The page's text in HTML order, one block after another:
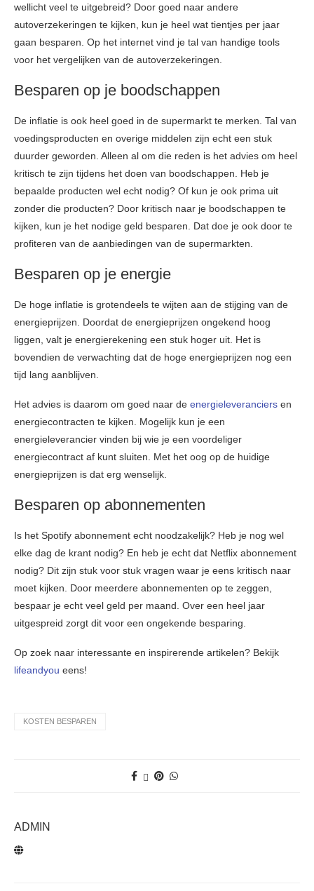
wellicht veel te uitgebreid? Door goed naar andere
autoverzekeringen te kijken, kun je heel wat tientjes per jaar
gaan besparen. Op het internet vind je tal van handige tools
voor het vergelijken van de autoverzekeringen.
Besparen op je boodschappen
De inflatie is ook heel goed in de supermarkt te merken. Tal van
voedingsproducten en overige middelen zijn echt een stuk
duurder geworden. Alleen al om die reden is het advies om heel
kritisch te zijn tijdens het doen van boodschappen. Heb je
bepaalde producten wel echt nodig? Of kun je ook prima uit
zonder die producten? Door kritisch naar je boodschappen te
kijken, kun je het nodige geld besparen. Dat doe je ook door te
profiteren van de aanbiedingen van de supermarkten.
Besparen op je energie
De hoge inflatie is grotendeels te wijten aan de stijging van de
energieprijzen. Doordat de energieprijzen ongekend hoog
liggen, valt je energierekening een stuk hoger uit. Het is
bovendien de verwachting dat de hoge energieprijzen nog een
tijd lang aanblijven.
Het advies is daarom om goed naar de energieleveranciers en
energiecontracten te kijken. Mogelijk kun je een
energieleverancier vinden bij wie je een voordeliger
energiecontract af kunt sluiten. Met het oog op de huidige
energieprijzen is dat erg wenselijk.
Besparen op abonnementen
Is het Spotify abonnement echt noodzakelijk? Heb je nog wel
elke dag de krant nodig? En heb je echt dat Netflix abonnement
nodig? Dit zijn stuk voor stuk vragen waar je eens kritisch naar
moet kijken. Door meerdere abonnementen op te zeggen,
bespaar je echt veel geld per maand. Over een heel jaar
uitgespreid zorgt dit voor een ongekende besparing.
Op zoek naar interessante en inspirerende artikelen? Bekijk
lifeandyou eens!
KOSTEN BESPAREN
ADMIN